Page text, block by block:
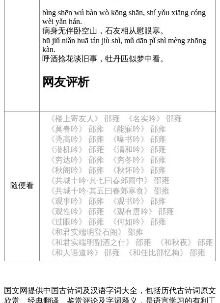
bìng shēn wú bàn wò kōng shān, shí yǒu xiāng cóng
wèi yǎn hán.
病身无伴卧空山，石友相从慰眼寒。
hū jiǔ niǎn huā tán jiù shì, mǔ dān pǐ shì mèng zhōng
kàn.
呼酒捻花谈旧事，牡丹匹似梦中看。
网友评析
随便看
《楼上寄友人》 邵雍
《名实吟》 邵雍
《莫春吟》 邵雍
《能寐吟》 邵雍
《凴高吟》 邵雍
《曝书吟》 邵雍
《潜机吟》 邵雍
《清和吟》 邵雍
《穷达吟》 邵雍
《穷冬吟》 邵雍
《秋阁吟》 邵雍
《秋怀吟》 邵雍
《共城十吟·其七曰春郊雨中》 邵雍
《共城十吟·其五曰春郊寒食》 邵雍
《观事吟》 邵雍
《观书吟》 邵雍
《观性吟》 邵雍
《观有唐吟》 邵雍
《过眼吟》 邵雍
《何如吟》 邵雍
《和君实端明登石阁》 邵雍
《和君实端明副酒之什》 邵雍
《和秋夜》 邵雍
《和人语道吟》 邵雍
《和任比部忆梅》 邵雍
国文网提供中国古诗词及汉语字词大全，包括历代古诗词原文
欣赏、经典翻译、鉴赏评论及字词释义，是语言学习的有利工